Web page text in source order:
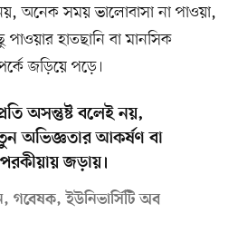
অনেক সময় ভালোবাসা না পাওয়া,
হাতছানি বা মানসিক
জড়িয়ে পড়ে।
অসন্তুষ্ট বলেই নয়,
অভিজ্ঞতার আকর্ষণ বা
জড়ায়।
গবেষক, ইউনিভার্সিটি অব